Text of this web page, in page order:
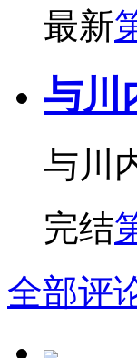
最新
与川
与川
完结
全部评